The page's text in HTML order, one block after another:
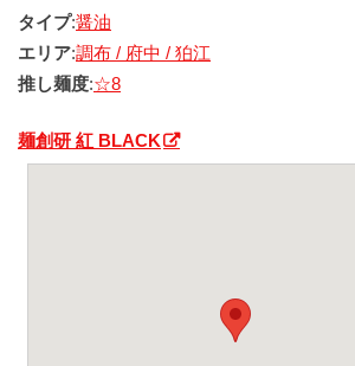
タイプ:醤油
エリア:調布 / 府中 / 狛江
推し麺度:☆8
麺創研 紅 BLACK